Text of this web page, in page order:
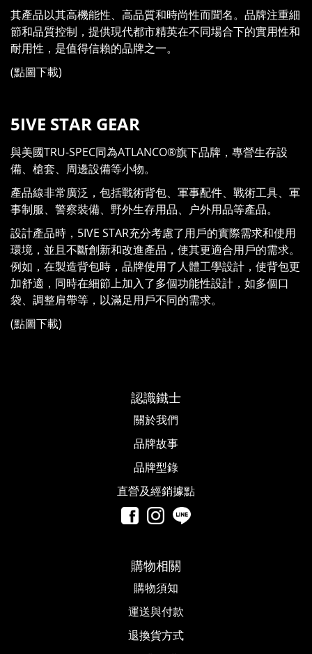
其產品以其高機能性、高品質和時尚性而聞名。品牌注重細
節和品質控制，提供現代都市精英在不同場合下的實用性和
耐用性，是值得信賴的品牌之一。
(點圖下載)
5IVE STAR GEAR
與美國TRU-SPEC同為ATLANCO®旗下品牌，專營生存設
備、槍套、周邊設備等小物。
產品線非常廣泛，包括戰術背包、軍事配件、戰術工具、軍
事制服、警察裝備、野外生存用品、户外用品等產品。
設計產品時，5IVE STAR充分考慮了用戶的實際需求和使用
環境，並且不斷創新和改進產品，使其更適合用戶的需求。
例如，在製造背包時，品牌使用了人體工學設計，使背包更
加舒適，同時在細節上加入了多個功能性設計，如多個口
袋、調整肩帶等，以滿足用戶不同的需求。
(點圖下載)
認識鐵士
關於我們
品牌故事​
品牌型錄
直營及經銷據點
購物相關
購物須知
運送與付款
退換貨方式